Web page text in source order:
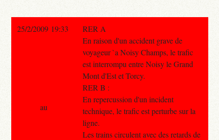
25/2/2009 19:33
RER A
En raison d'un accident grave de
voyageur `a Noisy Champs, le trafic
est interrompu entre Noisy le Grand
Mont d'Est et Torcy.
RER B :
En repercussion d'un incident
technique, le trafic est perturbe sur la
ligne.
Les trains circulent avec des retards de
au